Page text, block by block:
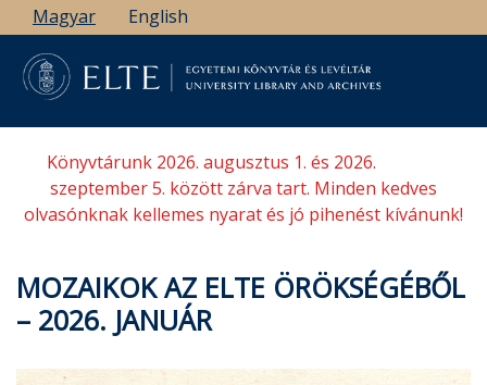
Ugrás
a
tartalomra
Magyar English
Könyvtárunk 2026. augusztus 1. és 2026.
szeptember 5. között zárva tart. Minden kedves
olvasónknak kellemes nyarat és jó pihenést kívánunk!
MOZAIKOK AZ ELTE ÖRÖKSÉGÉBŐL
– 2026. JANUÁR